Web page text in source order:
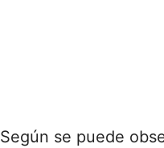
Según se puede